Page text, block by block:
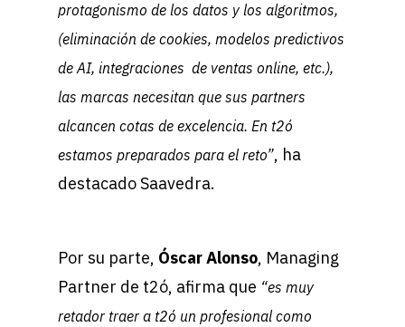
protagonismo de los datos y los algoritmos,
(eliminación de cookies, modelos predictivos
de AI, integraciones de ventas online, etc.),
las marcas necesitan que sus partners
alcancen cotas de excelencia. En t2ó
estamos preparados para el reto”, ha
destacado Saavedra.
Por su parte, Óscar Alonso, Managing
Partner de t2ó, afirma que “es muy
retador traer a t2ó un profesional como